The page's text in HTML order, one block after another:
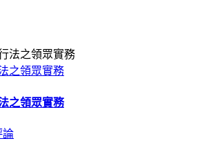
之領眾實務
之領眾實務
論